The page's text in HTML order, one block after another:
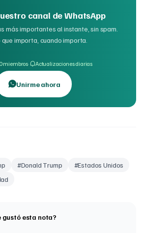
canal de WhatsApp
más importantes al instante, sin spam.
que importa, cuando importa.
miembros· Actualizaciones diarias
Unirme ahora
#Donald Trump #Estados Unidos
gustó esta nota?